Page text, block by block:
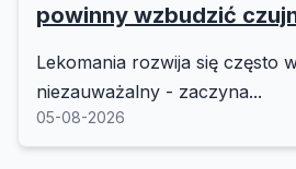
powinny wzbudzić
Lekomania rozwija się często
niezauważalny - zaczyna...
05-08-2026